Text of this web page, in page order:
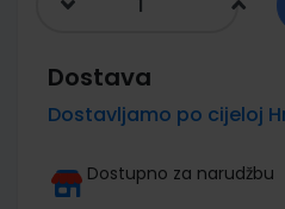
Dostava
Dostavljamo po cijeloj
Dostupno za narudžbu